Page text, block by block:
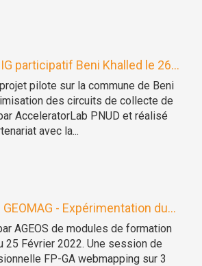
participatif Beni Khalled le 26...
pilote sur la commune de Beni
des circuits de collecte de
AcceleratorLab PNUD et réalisé
avec la...
- Expérimentation du...
AGEOS de modules de formation
25 Février 2022. Une session de
FP-GA webmapping sur 3